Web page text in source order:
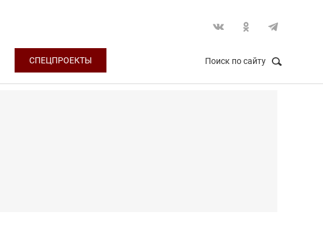
СПЕЦПРОЕКТЫ Поиск по сайту